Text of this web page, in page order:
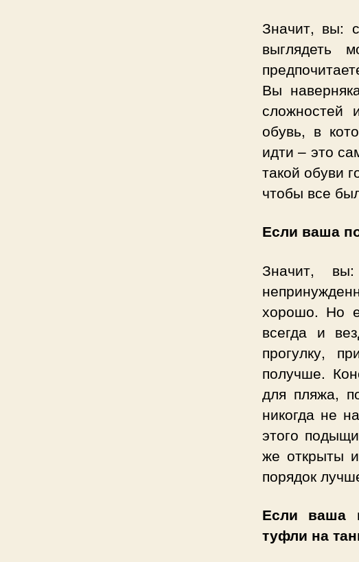
Значит, вы:
выглядеть
Вы
сложностей
обувь, в
идти – это
такой обуви
чтобы все
Если ваша
Значит,
хорошо. Но
всегда и
прогулку,
получше.
для пляжа,
никогда не
этого
же открыты
порядок
Если ваша
туфли на